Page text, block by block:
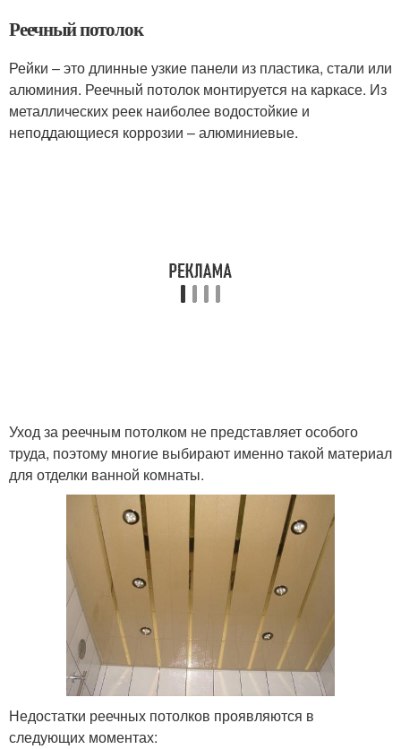
Реечный потолок
Рейки – это длинные узкие панели из пластика, стали или
алюминия. Реечный потолок монтируется на каркасе. Из
металлических реек наиболее водостойкие и
неподдающиеся коррозии – алюминиевые.
Уход за реечным потолком не представляет особого
труда, поэтому многие выбирают именно такой материал
для отделки ванной комнаты.
Недостатки реечных потолков проявляются в
следующих моментах: